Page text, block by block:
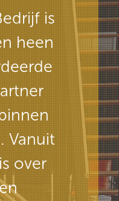
is
heen
Vanuit
over